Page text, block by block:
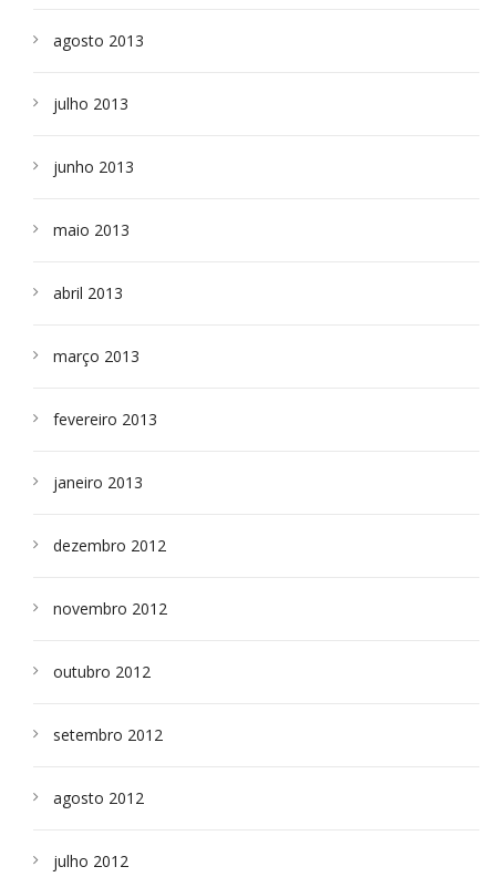
agosto 2013
julho 2013
junho 2013
maio 2013
abril 2013
março 2013
fevereiro 2013
janeiro 2013
dezembro 2012
novembro 2012
outubro 2012
setembro 2012
agosto 2012
julho 2012